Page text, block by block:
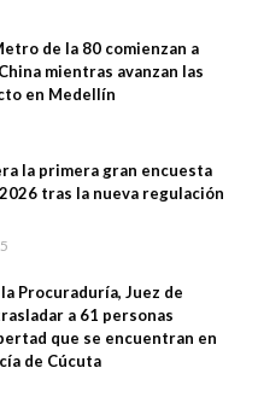
de la 80 comienzan a
mientras avanzan las
en Medellín
la primera gran encuesta
tras la nueva regulación
Procuraduría, Juez de
a 61 personas
que se encuentran en
de Cúcuta